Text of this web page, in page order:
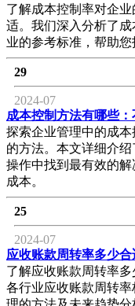
了解成本控制率对企
适。我们深入分析了
业的参考标准，帮助您
29
2024-07
成本控制方法有哪些
探索企业管理中的成
的方法。本文详细介
操作中找到最有效的
成本。
25
2024-07
应收账款周转率多少
了解应收账款周转率
各行业应收账款周转